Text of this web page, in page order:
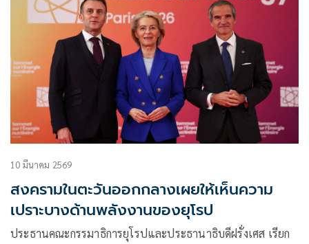
10 มีนาคม 2569
สงครามในตะวันออกกลางเผยให้เห็นความ
เปราะบางด้านพลังงานของยุโรป
ประธานคณะกรรมาธิการยุโรปและประธานาธิบดีฝรั่งเศส เรียก